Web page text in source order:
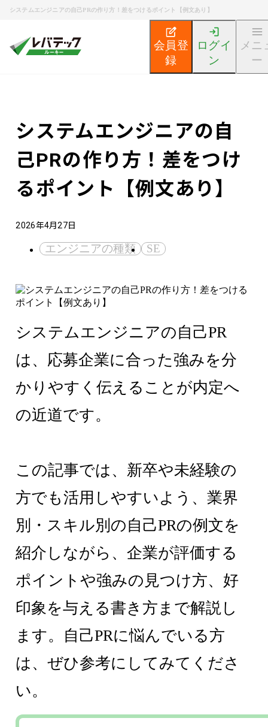
システムエンジニアの自己PRの作り方！差をつけるポイント【例文あり】
会員登
録
ログイ
ン
メニ
ー
エンジニア就活ノウハウ記事
システムエンジニアの自
己PRの作り方！差をつけ
るポイント【例文あり】
2026年4月27日
エンジニアの種類 SE
システムエンジニアの自己PR
は、応募企業に合った強みを分
かりやすく伝えることが内定へ
の近道です。
この記事では、新卒や未経験の
方でも活用しやすいよう、業界
別・スキル別の自己PRの例文を
紹介しながら、企業が評価する
ポイントや強みの見つけ方、好
印象を与える書き方まで解説し
ます。自己PRに悩んでいる方
は、ぜひ参考にしてみてくださ
い。